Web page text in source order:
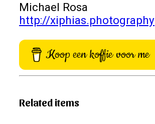
Michael Rosa
http://xiphias.photography
Koop een koffie voor me
Related items